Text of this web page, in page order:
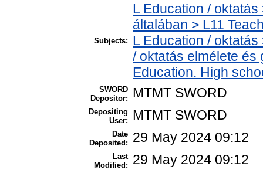
Subjects:
L Education /
általában > L11
L Education /
/ oktatás elmélete és
Education. High
SWORD
Depositor:
MTMT SWORD
Depositing
User:
MTMT SWORD
Date
Deposited:
29 May 2024 09:12
Last
Modified:
29 May 2024 09:12